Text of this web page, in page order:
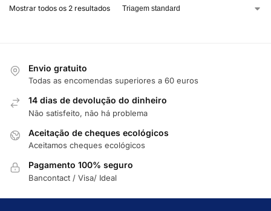
Mostrar todos os 2 resultados
Envio gratuito
Todas as encomendas superiores a 60 euros
14 dias de devolução do dinheiro
Não satisfeito, não há problema
Aceitação de cheques ecológicos
Aceitamos cheques ecológicos
Pagamento 100% seguro
Bancontact / Visa/ Ideal